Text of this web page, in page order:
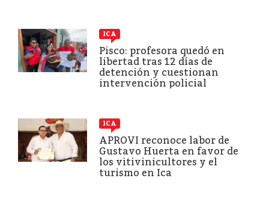
ICA
Pisco: profesora quedó en
libertad tras 12 días de
detención y cuestionan
intervención policial
ICA
APROVI reconoce labor de
Gustavo Huerta en favor de
los vitivinicultores y el
turismo en Ica